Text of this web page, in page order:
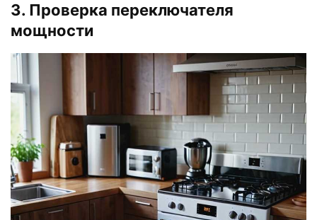
3. Проверка переключателя
мощности